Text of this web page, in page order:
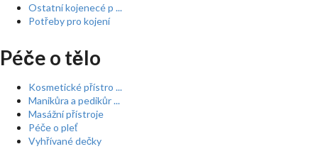
Ostatní kojenecé p ...
Potřeby pro kojení
Péče o tělo
Kosmetické přístro ...
Manikůra a pedikůr ...
Masážní přístroje
Péče o pleť
Vyhřívané dečky